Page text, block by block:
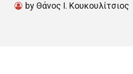
by Θάνος Ι. Κουκουλίτσιος